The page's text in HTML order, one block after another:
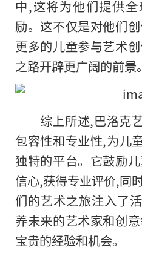
中,这将为他们提供
励。这不仅是对他们
更多的儿童参与艺术
之路开辟更广阔的前景。
综上所述,巴洛克
包容性和专业性,为儿
独特的平台。它鼓励
信心,获得专业评价,同
们的艺术之旅注入了
养未来的艺术家和创
宝贵的经验和机会。